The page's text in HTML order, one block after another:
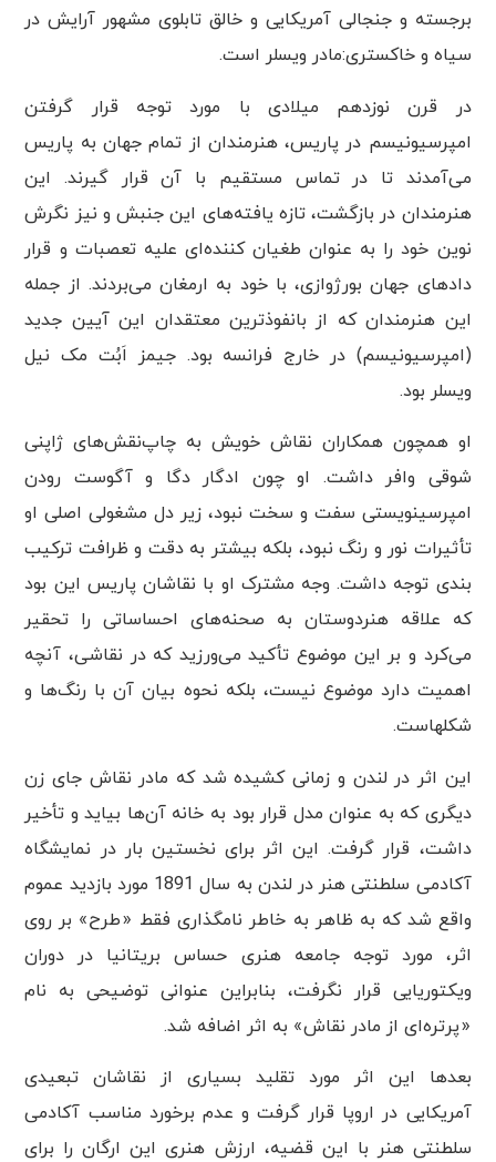
برجسته و جنجالی آمریکایی و خالق تابلوی مشهور آرایش در
سیاه و خاکستری:مادر ویسلر است.
در قرن نوزدهم میلادی با مورد توجه قرار گرفتن
امپرسیونیسم در پاریس، هنرمندان از تمام جهان به پاریس
می‌آمدند تا در تماس مستقیم با آن قرار گیرند. این
هنرمندان در بازگشت، تازه یافته‌های این جنبش و نیز نگرش
نوین خود را به عنوان طغیان کننده‌ای علیه تعصبات و قرار
دادهای جهان بورژوازی، با خود به ارمغان می‌بردند. از جمله
این هنرمندان که از بانفوذترین معتقدان این آیین جدید
(امپرسیونیسم) در خارج فرانسه بود. جیمز اَبُت مک نیل
ویسلر بود.
او همچون همکاران نقاش خویش به چاپ‌نقش‌های ژاپنی
شوقی وافر داشت. او چون ادگار دگا و آگوست رودن
امپرسینویستی سفت و سخت نبود، زیر دل مشغولی اصلی او
تأثیرات نور و رنگ نبود، بلکه بیشتر به دقت و ظرافت ترکیب
بندی توجه داشت. وجه مشترک او با نقاشان پاریس این بود
که علاقه هنردوستان به صحنه‌های احساساتی را تحقیر
می‌کرد و بر این موضوع تأکید می‌ورزید که در نقاشی، آنچه
اهمیت دارد موضوع نیست، بلکه نحوه بیان آن با رنگ‌ها و
شکلهاست.
این اثر در لندن و زمانی کشیده شد که مادر نقاش جای زن
دیگری که به عنوان مدل قرار بود به خانه آن‌ها بیاید و تأخیر
داشت، قرار گرفت. این اثر برای نخستین بار در نمایشگاه
آکادمی سلطنتی هنر در لندن به سال 1891 مورد بازدید عموم
واقع شد که به ظاهر به خاطر نامگذاری فقط «طرح» بر روی
اثر، مورد توجه جامعه هنری حساس بریتانیا در دوران
ویکتوریایی قرار نگرفت، بنابراین عنوانی توضیحی به نام
«پرتره‌ای از مادر نقاش» به اثر اضافه شد.
بعدها این اثر مورد تقلید بسیاری از نقاشان تبعیدی
آمریکایی در اروپا قرار گرفت و عدم برخورد مناسب آکادمی
سلطنتی هنر با این قضیه، ارزش هنری این ارگان را برای